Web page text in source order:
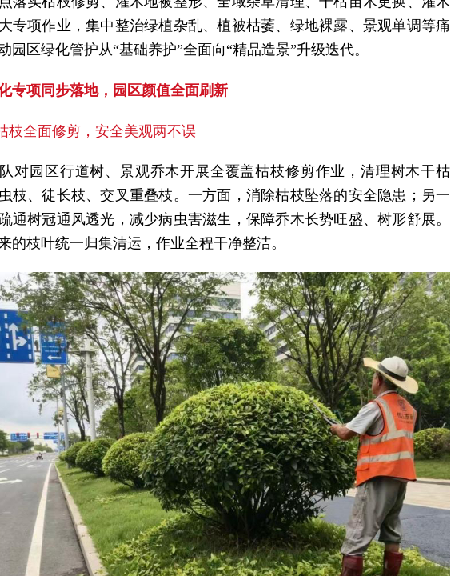
专项作业，集中整治绿植杂乱、植被枯萎、绿地裸露、景观单调等痛
园区绿化管护从“基础养护”全面向“精品造景”升级迭代。
专项同步落地，园区颜值全面刷新
枝全面修剪，安全美观两不误
对园区行道树、景观乔木开展全覆盖枯枝修剪作业，清理树木干枯
枝、徒长枝、交叉重叠枝。一方面，消除枯枝坠落的安全隐患；另一
通树冠通风透光，减少病虫害滋生，保障乔木长势旺盛、树形舒展。
的枝叶统一归集清运，作业全程干净整洁。